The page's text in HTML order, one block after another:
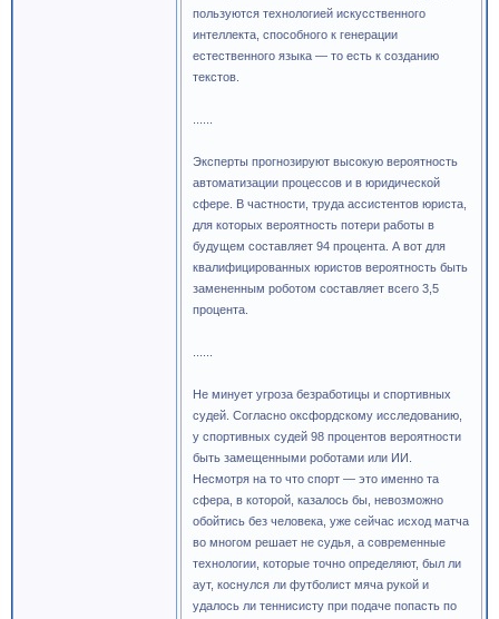
пользуются технологией искусственного
интеллекта, способного к генерации
естественного языка — то есть к созданию
текстов.
Эксперты прогнозируют высокую вероятность
автоматизации процессов и в юридической
сфере. В частности, труда ассистентов юриста,
для которых вероятность потери работы в
будущем составляет 94 процента. А вот для
квалифицированных юристов вероятность быть
замененным роботом составляет всего 3,5
процента.
Не минует угроза безработицы и спортивных
судей. Согласно оксфордскому исследованию,
у спортивных судей 98 процентов вероятности
быть замещенными роботами или ИИ.
Несмотря на то что спорт — это именно та
сфера, в которой, казалось бы, невозможно
обойтись без человека, уже сейчас исход матча
во многом решает не судья, а современные
технологии, которые точно определяют, был ли
аут, коснулся ли футболист мяча рукой и
удалось ли теннисисту при подаче попасть по